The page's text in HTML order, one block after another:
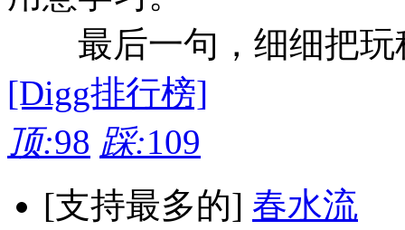
最后一句，细细把玩
[Digg排行榜]
顶:98 踩:109
[支持最多的] 春水流